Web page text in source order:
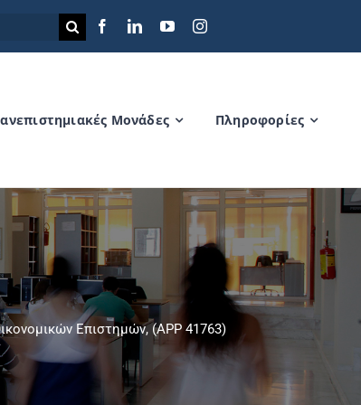
Μονάδες Πληροφορίες
Επιστημών, (ΑΡΡ 41763)